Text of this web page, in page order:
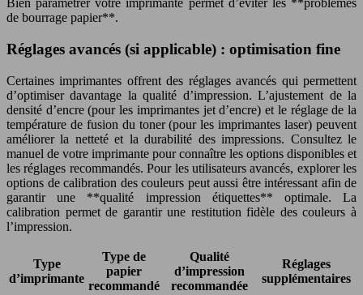
Bien paramétrer votre imprimante permet d’éviter les **problèmes
de bourrage papier**.
Réglages avancés (si applicable) : optimisation fine
Certaines imprimantes offrent des réglages avancés qui permettent
d’optimiser davantage la qualité d’impression. L’ajustement de la
densité d’encre (pour les imprimantes jet d’encre) et le réglage de la
température de fusion du toner (pour les imprimantes laser) peuvent
améliorer la netteté et la durabilité des impressions. Consultez le
manuel de votre imprimante pour connaître les options disponibles et
les réglages recommandés. Pour les utilisateurs avancés, explorer les
options de calibration des couleurs peut aussi être intéressant afin de
garantir une **qualité impression étiquettes** optimale. La
calibration permet de garantir une restitution fidèle des couleurs à
l’impression.
Type
d’imprimante
Type de
papier
recommandé
Qualité
d’impression
recommandée
Réglages
supplémentaires